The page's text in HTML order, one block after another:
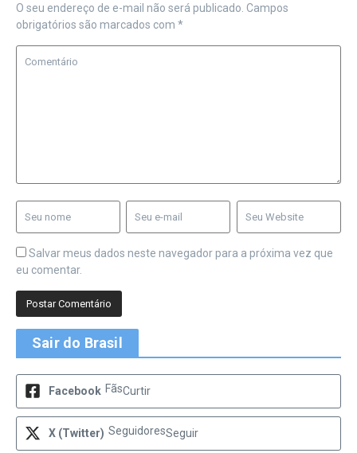
O seu endereço de e-mail não será publicado. Campos
obrigatórios são marcados com *
Salvar meus dados neste navegador para a próxima vez que
eu comentar.
Sair do Brasil
Facebook FãsCurtir
X (Twitter) SeguidoresSeguir